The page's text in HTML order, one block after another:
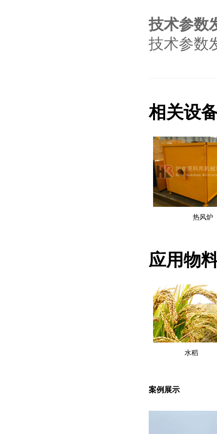
技术参数
技术参数
相关设
热风炉
应用物
水稻
案例展示